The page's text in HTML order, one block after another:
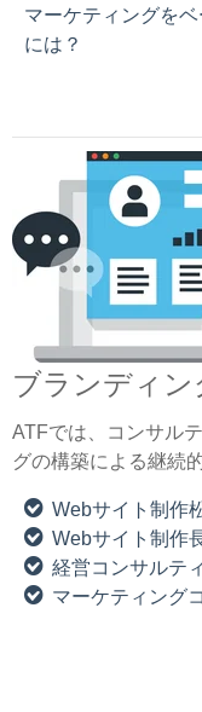
マーケティングを
には？
ブランディン
ATFでは、コンサル
グの構築による継続
Webサイト制作
Webサイト制作
経営コンサルテ
マーケティング